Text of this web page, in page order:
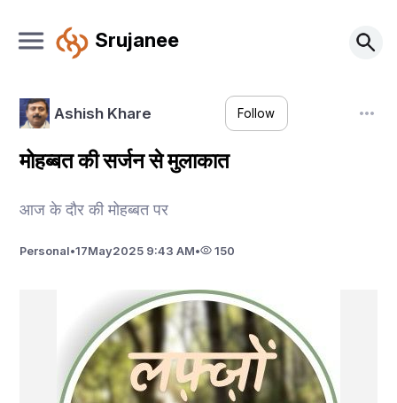
Srujanee
Ashish Khare Follow
मोहब्बत की सर्जन से मुलाकात
आज के दौर की मोहब्बत पर
Personal•17May2025 9:43 AM• 150